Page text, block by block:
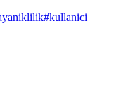
#kullanici